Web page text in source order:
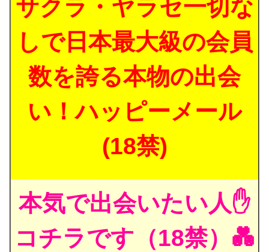
サクラ・ヤラセ一切な
しで日本最大級の会員
数を誇る本物の出会
い！ハッピーメール
(18禁)
本気で出会いたい人✋
コチラです（18禁）💑